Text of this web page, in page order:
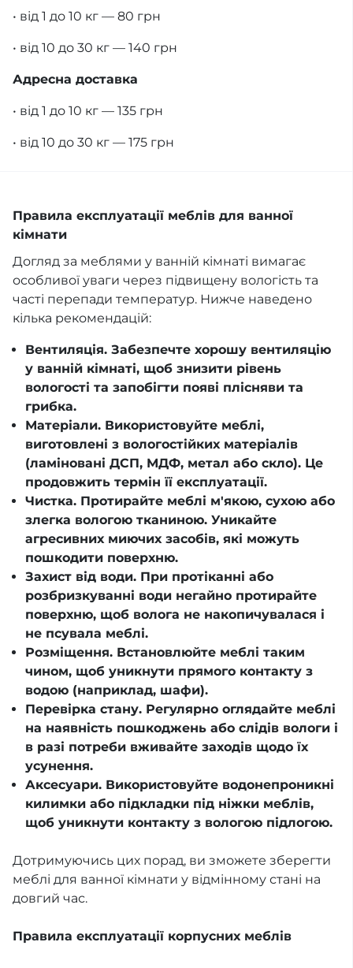
• від 1 до 10 кг — 80 грн
• від 10 до 30 кг — 140 грн
Адресна доставка
• від 1 до 10 кг — 135 грн
• від 10 до 30 кг — 175 грн
Правила експлуатації меблів для ванної
кімнати
Догляд за меблями у ванній кімнаті вимагає
особливої уваги через підвищену вологість та
часті перепади температур. Нижче наведено
кілька рекомендацій:
Вентиляція. Забезпечте хорошу вентиляцію
у ванній кімнаті, щоб знизити рівень
вологості та запобігти появі плісняви та
грибка.
Матеріали. Використовуйте меблі,
виготовлені з вологостійких матеріалів
(ламіновані ДСП, МДФ, метал або скло). Це
продовжить термін її експлуатації.
Чистка. Протирайте меблі м'якою, сухою або
злегка вологою тканиною. Уникайте
агресивних миючих засобів, які можуть
пошкодити поверхню.
Захист від води. При протіканні або
розбризкуванні води негайно протирайте
поверхню, щоб волога не накопичувалася і
не псувала меблі.
Розміщення. Встановлюйте меблі таким
чином, щоб уникнути прямого контакту з
водою (наприклад, шафи).
Перевірка стану. Регулярно оглядайте меблі
на наявність пошкоджень або слідів вологи і
в разі потреби вживайте заходів щодо їх
усунення.
Аксесуари. Використовуйте водонепроникні
килимки або підкладки під ніжки меблів,
щоб уникнути контакту з вологою підлогою.
Дотримуючись цих порад, ви зможете зберегти
меблі для ванної кімнати у відмінному стані на
довгий час.
Правила експлуатації корпусних меблів